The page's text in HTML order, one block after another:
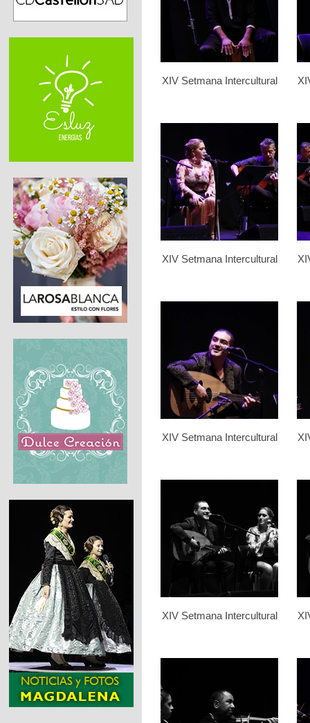
XIV Setmana Intercultural
XIV Setmana Intercultural
XIV Setmana Intercultural
XIV Setmana Intercultural